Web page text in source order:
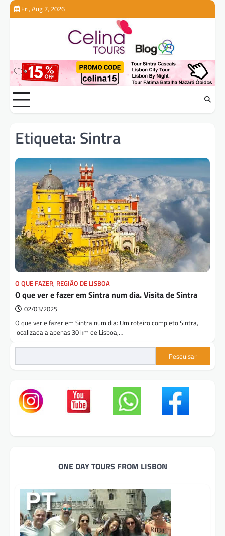
Skip
Fri, Aug 7, 2026
Etiqueta: Sintra
O QUE FAZER, REGIÃO DE LISBOA
O que ver e fazer em Sintra num dia. Visita de Sintra
02/03/2025
O que ver e fazer em Sintra num dia: Um roteiro completo Sintra,
localizada a apenas 30 km de Lisboa,…
Pesquisar
ONE DAY TOURS FROM LISBON